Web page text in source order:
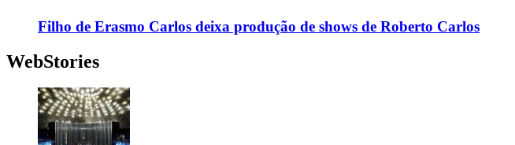
Filho de Erasmo Carlos deixa produção de shows de Roberto Carlos
WebStories